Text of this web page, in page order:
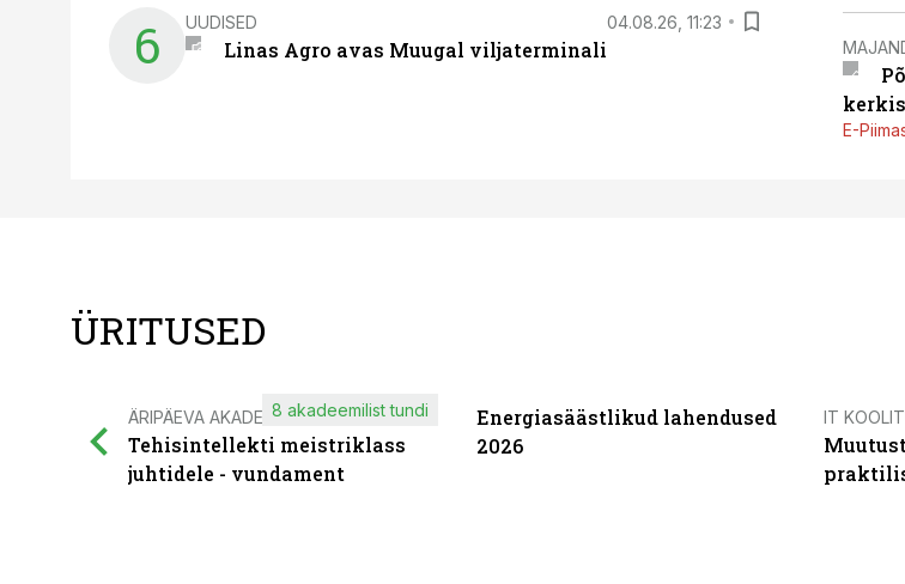
6 UUDISED 04.08.26, 11:23
Linas Agro avas Muugal viljaterminali
E-
ÜRITUSED
ÄRIPÄEVA AKADEEMIA
Tehisintellekti meistriklass
juhtidele - vundament
8 akadeemilist tundi
Energiasäästlikud lahendused
2026
IT